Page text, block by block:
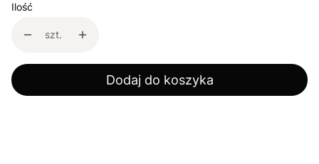
Ilość
szt.
Dodaj do koszyka